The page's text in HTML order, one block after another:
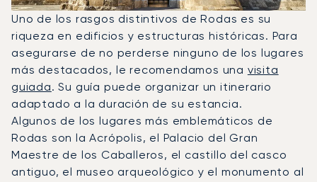
Uno de los rasgos distintivos de Rodas es su
riqueza en edificios y estructuras históricas. Para
asegurarse de no perderse ninguno de los lugares
más destacados, le recomendamos una visita
guiada. Su guía puede organizar un itinerario
adaptado a la duración de su estancia.
Algunos de los lugares más emblemáticos de
Rodas son la Acrópolis, el Palacio del Gran
Maestre de los Caballeros, el castillo del casco
antiguo, el museo arqueológico y el monumento al